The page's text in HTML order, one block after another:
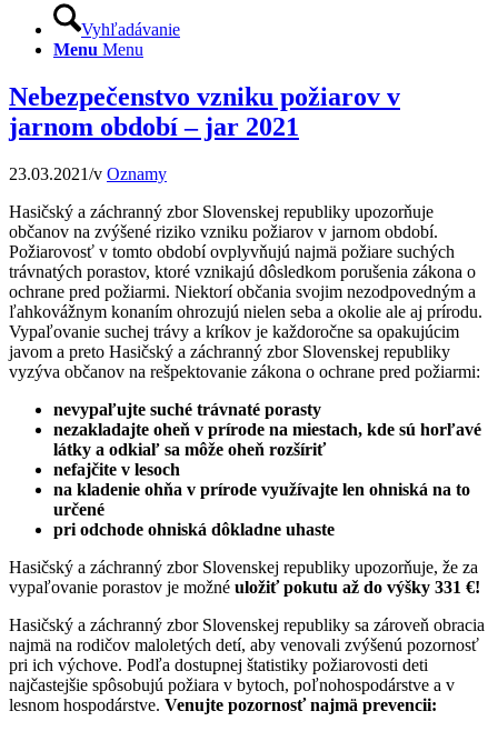
Vyhľadávanie
Menu Menu
Nebezpečenstvo vzniku požiarov v
jarnom období – jar 2021
23.03.2021/v Oznamy
Hasičský a záchranný zbor Slovenskej republiky upozorňuje
občanov na zvýšené riziko vzniku požiarov v jarnom období.
Požiarovosť v tomto období ovplyvňujú najmä požiare suchých
trávnatých porastov, ktoré vznikajú dôsledkom porušenia zákona o
ochrane pred požiarmi. Niektorí občania svojim nezodpovedným a
ľahkovážnym konaním ohrozujú nielen seba a okolie ale aj prírodu.
Vypaľovanie suchej trávy a kríkov je každoročne sa opakujúcim
javom a preto Hasičský a záchranný zbor Slovenskej republiky
vyzýva občanov na rešpektovanie zákona o ochrane pred požiarmi:
nevypaľujte suché trávnaté porasty
nezakladajte oheň v prírode na miestach, kde sú horľavé
látky a odkiaľ sa môže oheň rozšíriť
nefajčite v lesoch
na kladenie ohňa v prírode využívajte len ohniská na to
určené
pri odchode ohniská dôkladne uhaste
Hasičský a záchranný zbor Slovenskej republiky upozorňuje, že za
vypaľovanie porastov je možné uložiť pokutu až do výšky 331 €!
Hasičský a záchranný zbor Slovenskej republiky sa zároveň obracia
najmä na rodičov maloletých detí, aby venovali zvýšenú pozornosť
pri ich výchove. Podľa dostupnej štatistiky požiarovosti deti
najčastejšie spôsobujú požiara v bytoch, poľnohospodárstve a v
lesnom hospodárstve. Venujte pozornosť najmä prevencii: